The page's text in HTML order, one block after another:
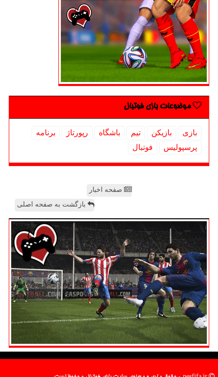
موضوعات بازی فوتبال
بازی بازیكن تیم باشگاه رپورتاژ
برنامه
پرسپولیس
فوتبال
صفحه اخبار
بازگشت به صفحه اصلی